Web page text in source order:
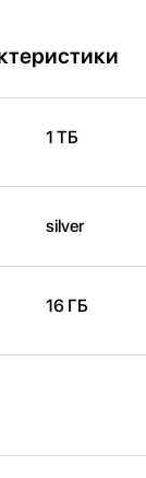
1 ТБ
silver
16 ГБ